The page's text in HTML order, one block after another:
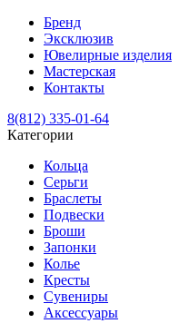
Бренд
Эксклюзив
Ювелирные изделия
Мастерская
Контакты
8(812) 335-01-64
Категории
Кольца
Серьги
Браслеты
Подвески
Броши
Запонки
Колье
Кресты
Сувениры
Аксессуары